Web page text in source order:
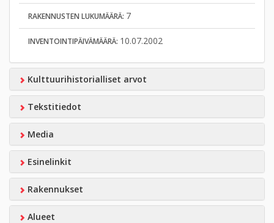
RAKENNUSTEN LUKUMÄÄRÄ: 7
INVENTOINTIPÄIVÄMÄÄRÄ: 10.07.2002
Kulttuurihistorialliset arvot
Tekstitiedot
Media
Esinelinkit
Rakennukset
Alueet